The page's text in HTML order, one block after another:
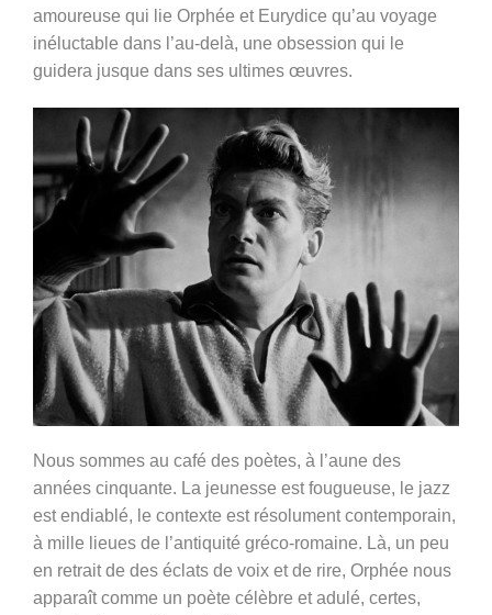
amoureuse qui lie Orphée et Eurydice qu’au voyage
inéluctable dans l’au-delà, une obsession qui le
guidera jusque dans ses ultimes œuvres.
Nous sommes au café des poètes, à l’aune des
années cinquante. La jeunesse est fougueuse, le jazz
est endiablé, le contexte est résolument contemporain,
à mille lieues de l’antiquité gréco-romaine. Là, un peu
en retrait de des éclats de voix et de rire, Orphée nous
apparaît comme un poète célèbre et adulé, certes,